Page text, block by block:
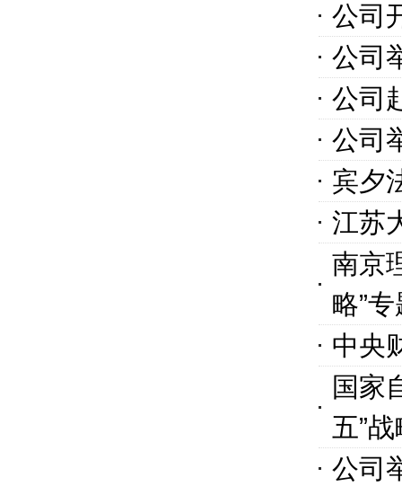
公司
公司
公司
公司
宾夕
江苏
南京
略”
中央
国家
五”
公司